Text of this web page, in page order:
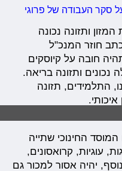
סקר העבודה של פרוגי
ותזונה נכונה
חינוך, התשע"ד 2014" נכתב חוזר המנכ"ל
חובה על קיוסקים
נכונים ותזונה בריאה.
התלמידים, תזונה
איכותי.
החינוכי שתייה
עוגיות, קרואסונים,
יהיה אסור למכור גם